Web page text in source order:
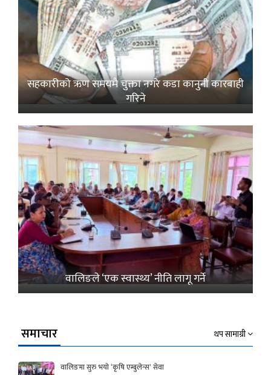
सहकारीको ऋण समयमै चुक्ता नगरे कडा कानुनी कारबाही
गरिने
वालिङले ‘एक स्वास्थ्य’ नीति लागू गर्ने
समाचार थप सामाग्री
वालिङमा सुरु भयो ‘कृषि एम्बुलेन्स’ सेवा